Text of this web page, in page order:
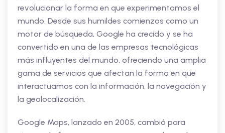
revolucionar la forma en que experimentamos el
mundo. Desde sus humildes comienzos como un
motor de búsqueda, Google ha crecido y se ha
convertido en una de las empresas tecnológicas
más influyentes del mundo, ofreciendo una amplia
gama de servicios que afectan la forma en que
interactuamos con la información, la navegación y
la geolocalización.
Google Maps, lanzado en 2005, cambió para